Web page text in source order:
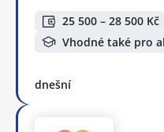
25 500 – 28 500 Kč
Vhodné také pro
dnešní